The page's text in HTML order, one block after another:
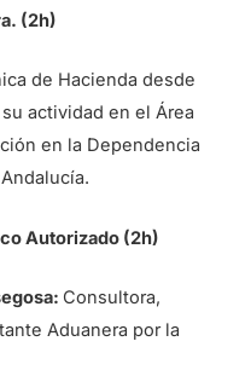
(2h)
de Hacienda desde
actividad en el Área
en la Dependencia
Autorizado (2h)
Consultora,
Aduanera por la